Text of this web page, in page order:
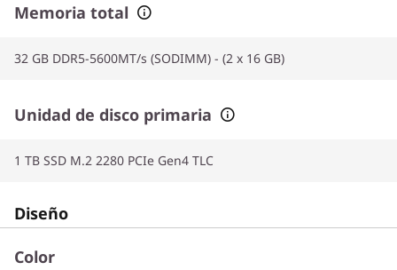
Memoria total
32 GB DDR5-5600MT/s (SODIMM) - (2 x 16 GB)
Unidad de disco primaria
1 TB SSD M.2 2280 PCIe Gen4 TLC
Diseño
Color